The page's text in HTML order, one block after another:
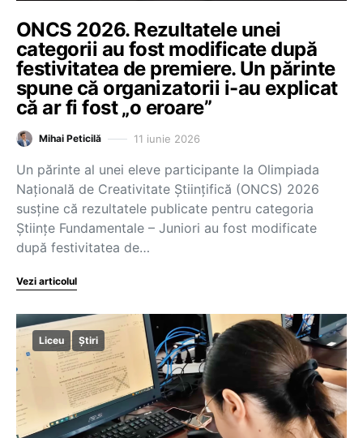
ONCS 2026. Rezultatele unei
categorii au fost modificate după
festivitatea de premiere. Un părinte
spune că organizatorii i-au explicat
că ar fi fost „o eroare”
Mihai Peticilă 11 iunie 2026
Un părinte al unei eleve participante la Olimpiada
Națională de Creativitate Științifică (ONCS) 2026
susține că rezultatele publicate pentru categoria
Științe Fundamentale – Juniori au fost modificate
după festivitatea de…
Vezi articolul
Liceu Știri